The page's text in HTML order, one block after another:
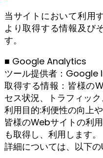
当サイトにおいて利用
より取得する情報及び
す。
■ Google Analytics
ツール提供者：Google
取得する情報：皆様の
セス状況、トラフィック
利用目的:利便性の向上
皆様のWebサイトの利
も取得し、利用します。
詳細については、以下の